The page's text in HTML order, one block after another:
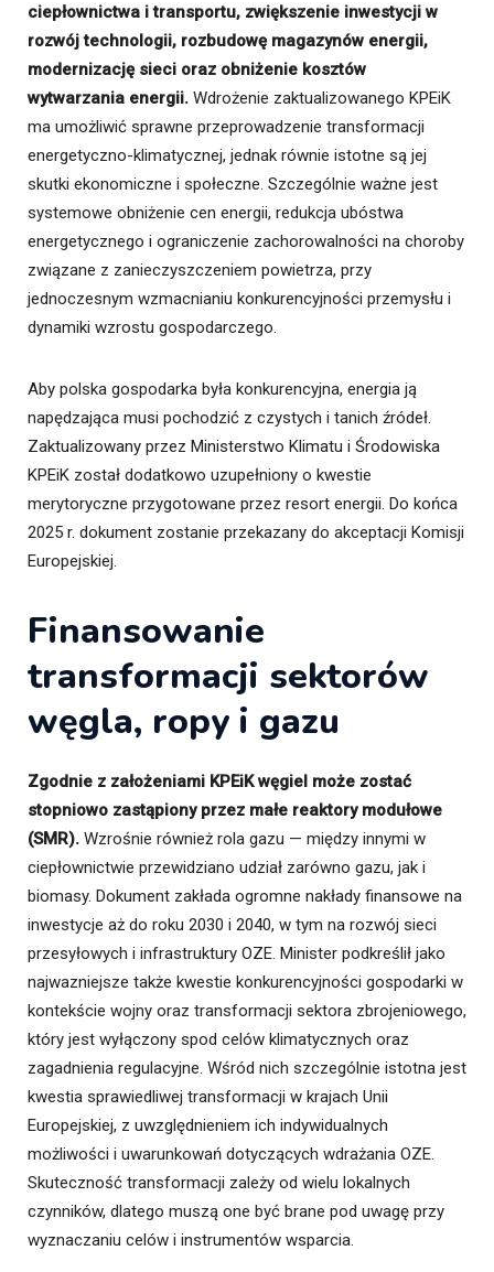
ciepłownictwa i transportu, zwiększenie inwestycji w
rozwój technologii, rozbudowę magazynów energii,
modernizację sieci oraz obniżenie kosztów
wytwarzania energii. Wdrożenie zaktualizowanego KPEiK
ma umożliwić sprawne przeprowadzenie transformacji
energetyczno-klimatycznej, jednak równie istotne są jej
skutki ekonomiczne i społeczne. Szczególnie ważne jest
systemowe obniżenie cen energii, redukcja ubóstwa
energetycznego i ograniczenie zachorowalności na choroby
związane z zanieczyszczeniem powietrza, przy
jednoczesnym wzmacnianiu konkurencyjności przemysłu i
dynamiki wzrostu gospodarczego.
Aby polska gospodarka była konkurencyjna, energia ją
napędzająca musi pochodzić z czystych i tanich źródeł.
Zaktualizowany przez Ministerstwo Klimatu i Środowiska
KPEiK został dodatkowo uzupełniony o kwestie
merytoryczne przygotowane przez resort energii. Do końca
2025 r. dokument zostanie przekazany do akceptacji Komisji
Europejskiej.
Finansowanie
transformacji sektorów
węgla, ropy i gazu
Zgodnie z założeniami KPEiK węgiel może zostać
stopniowo zastąpiony przez małe reaktory modułowe
(SMR). Wzrośnie również rola gazu — między innymi w
ciepłownictwie przewidziano udział zarówno gazu, jak i
biomasy. Dokument zakłada ogromne nakłady finansowe na
inwestycje aż do roku 2030 i 2040, w tym na rozwój sieci
przesyłowych i infrastruktury OZE. Minister podkreślił jako
najwazniejsze także kwestie konkurencyjności gospodarki w
kontekście wojny oraz transformacji sektora zbrojeniowego,
który jest wyłączony spod celów klimatycznych oraz
zagadnienia regulacyjne. Wśród nich szczególnie istotna jest
kwestia sprawiedliwej transformacji w krajach Unii
Europejskiej, z uwzględnieniem ich indywidualnych
możliwości i uwarunkowań dotyczących wdrażania OZE.
Skuteczność transformacji zależy od wielu lokalnych
czynników, dlatego muszą one być brane pod uwagę przy
wyznaczaniu celów i instrumentów wsparcia.